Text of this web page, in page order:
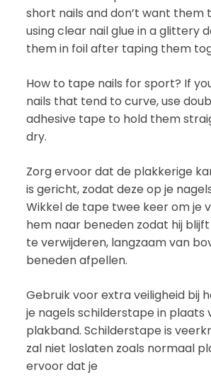
short nails and don’t want them
using clear nail glue in a glittery
them in foil after taping them
How to tape nails for sport? If
nails that tend to curve, use
adhesive tape to hold them
dry.
Zorg ervoor dat de plakkerige
is gericht, zodat deze op je
Wikkel de tape twee keer om je
hem naar beneden zodat hij
te verwijderen, langzaam van
beneden afpellen.
Gebruik voor extra veiligheid bij
je nagels schilderstape in plaats
plakband. Schilderstape is
zal niet loslaten zoals normaal
ervoor dat je